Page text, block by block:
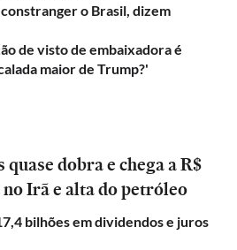
o Brasil, dizem
de visto de embaixadora é
maior de Trump?'
dobra e chega a R$
Irã e alta do petróleo
bilhões em dividendos e juros